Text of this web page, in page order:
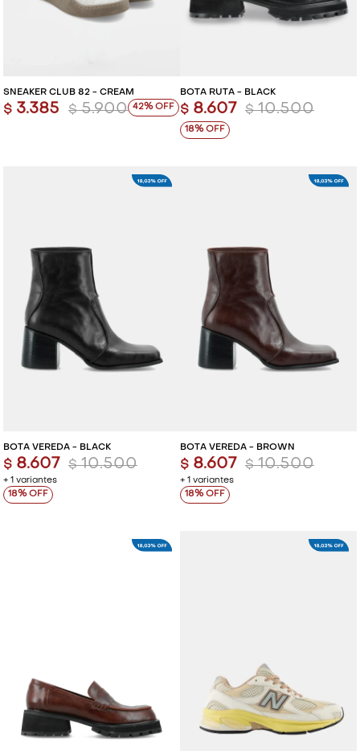
SNEAKER CLUB 82 - CREAM
$ 3.385 $ 5.900 42
BOTA RUTA - BLACK
$ 8.607 $ 10.500
18
BOTA VEREDA - BLACK
+ 1 variantes
$ 8.607 $ 10.500
18
BOTA VEREDA - BROWN
+ 1 variantes
$ 8.607 $ 10.500
18
SHORTS Y FALDAS
SHORTS Y FALDAS